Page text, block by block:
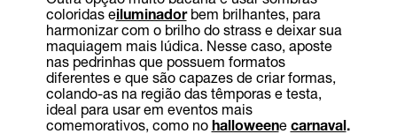
coloridas eiluminadorbem brilhantes, para
harmonizar com o brilho do strass e deixar sua
maquiagem mais lúdica. Nesse caso, aposte
nas pedrinhas que possuem formatos
diferentes e que são capazes de criar formas,
colando-as na região das têmporas e testa,
ideal para usar em eventos mais
comemorativos, como no halloweene carnaval.